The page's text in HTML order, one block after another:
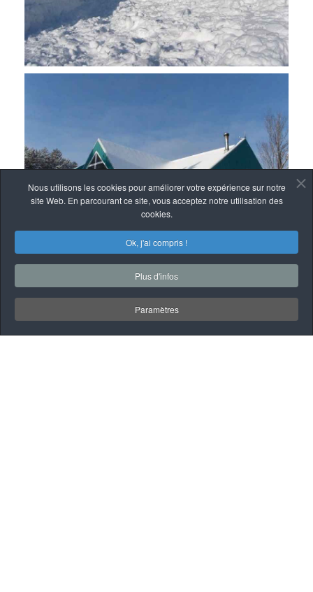
Nous utilisons les cookies pour améliorer votre expérience sur notre
site Web. En parcourant ce site, vous acceptez notre utilisation des
cookies.
Ok, j'ai compris !
Plus d'infos
Paramètres